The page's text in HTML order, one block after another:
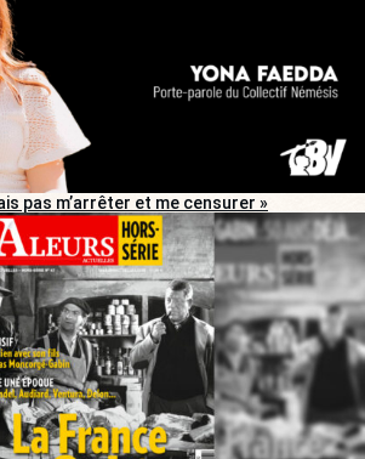
pas m’arrêter et me censurer »